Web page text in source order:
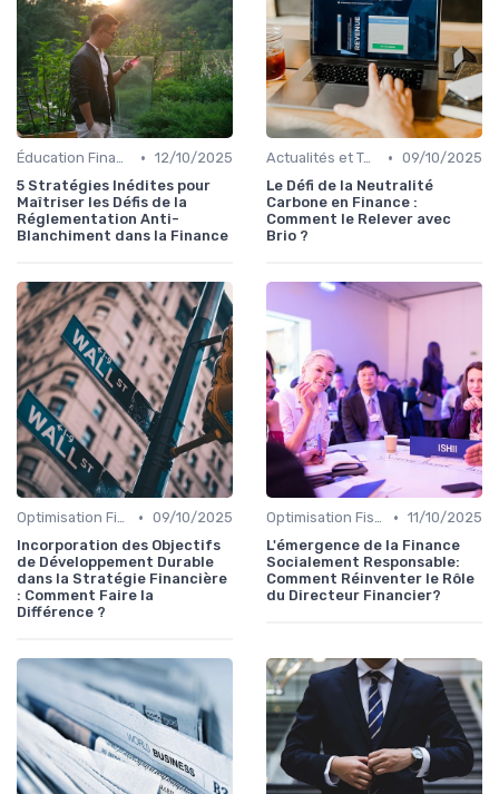
Éducation Financière • 12/10/2025
5 Stratégies Inédites pour
Maîtriser les Défis de la
Réglementation Anti-
Blanchiment dans la Finance
Actualités et Tendances Économiques • 09/10/2025
Le Défi de la Neutralité
Carbone en Finance :
Comment le Relever avec
Brio ?
Optimisation Fiscale • 09/10/2025
Incorporation des Objectifs
de Développement Durable
dans la Stratégie Financière
: Comment Faire la
Différence ?
Optimisation Fiscale • 11/10/2025
L'émergence de la Finance
Socialement Responsable:
Comment Réinventer le Rôle
du Directeur Financier?